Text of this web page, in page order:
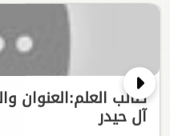
طالب العلم:العنوان
آل حيدر